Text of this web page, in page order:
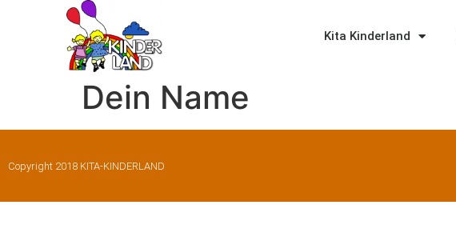
Kita Kinderland
Dein Name
Copyright 2018 KITA-KINDERLAND